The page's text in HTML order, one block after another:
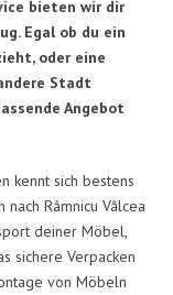
bieten wir dir
Egal ob du ein
oder eine
Stadt
Angebot
kennt sich bestens
Râmnicu Vâlcea
deiner Möbel,
sichere Verpacken
von Möbeln